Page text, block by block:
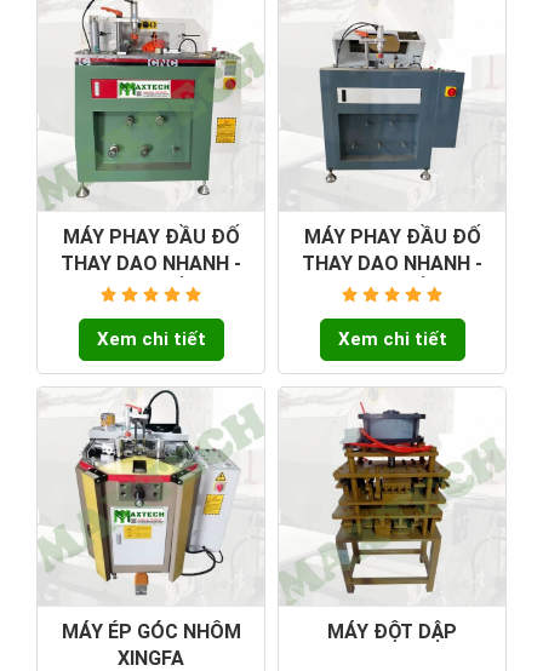
MÁY PHAY ĐẦU ĐỐ
THAY DAO NHANH -
LOẠI 3 CỔ BI
Xem chi tiết
MÁY PHAY ĐẦU ĐỐ
THAY DAO NHANH -
LOẠI 2 CỔ BI
Xem chi tiết
MÁY ÉP GÓC NHÔM
XINGFA
MÁY ĐỘT DẬP